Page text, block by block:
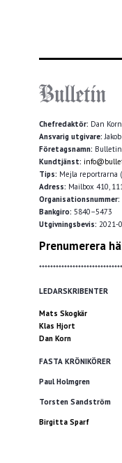
Chefredaktör: Dan Korn
Ansvarig utgivare:
Företagsnamn: Bulletin
Kundtjänst:
Tips: Mejla reportrarna
Adress: Mailbox 410,
Organisationsnummer:
Bankgiro: 5840–5473
Utgivningsbevis: 2021-
Prenumerera
LEDARSKRIBENTER
Mats Skogkär
Klas Hjort
Dan Korn
FASTA KRÖNIKÖRER
Paul Holmgren
Torsten Sandström
Birgitta Sparf